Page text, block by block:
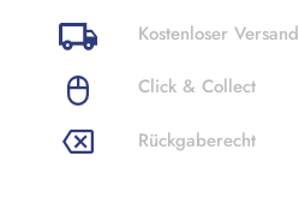
Kostenloser Versand
Click & Collect
Rückgaberecht